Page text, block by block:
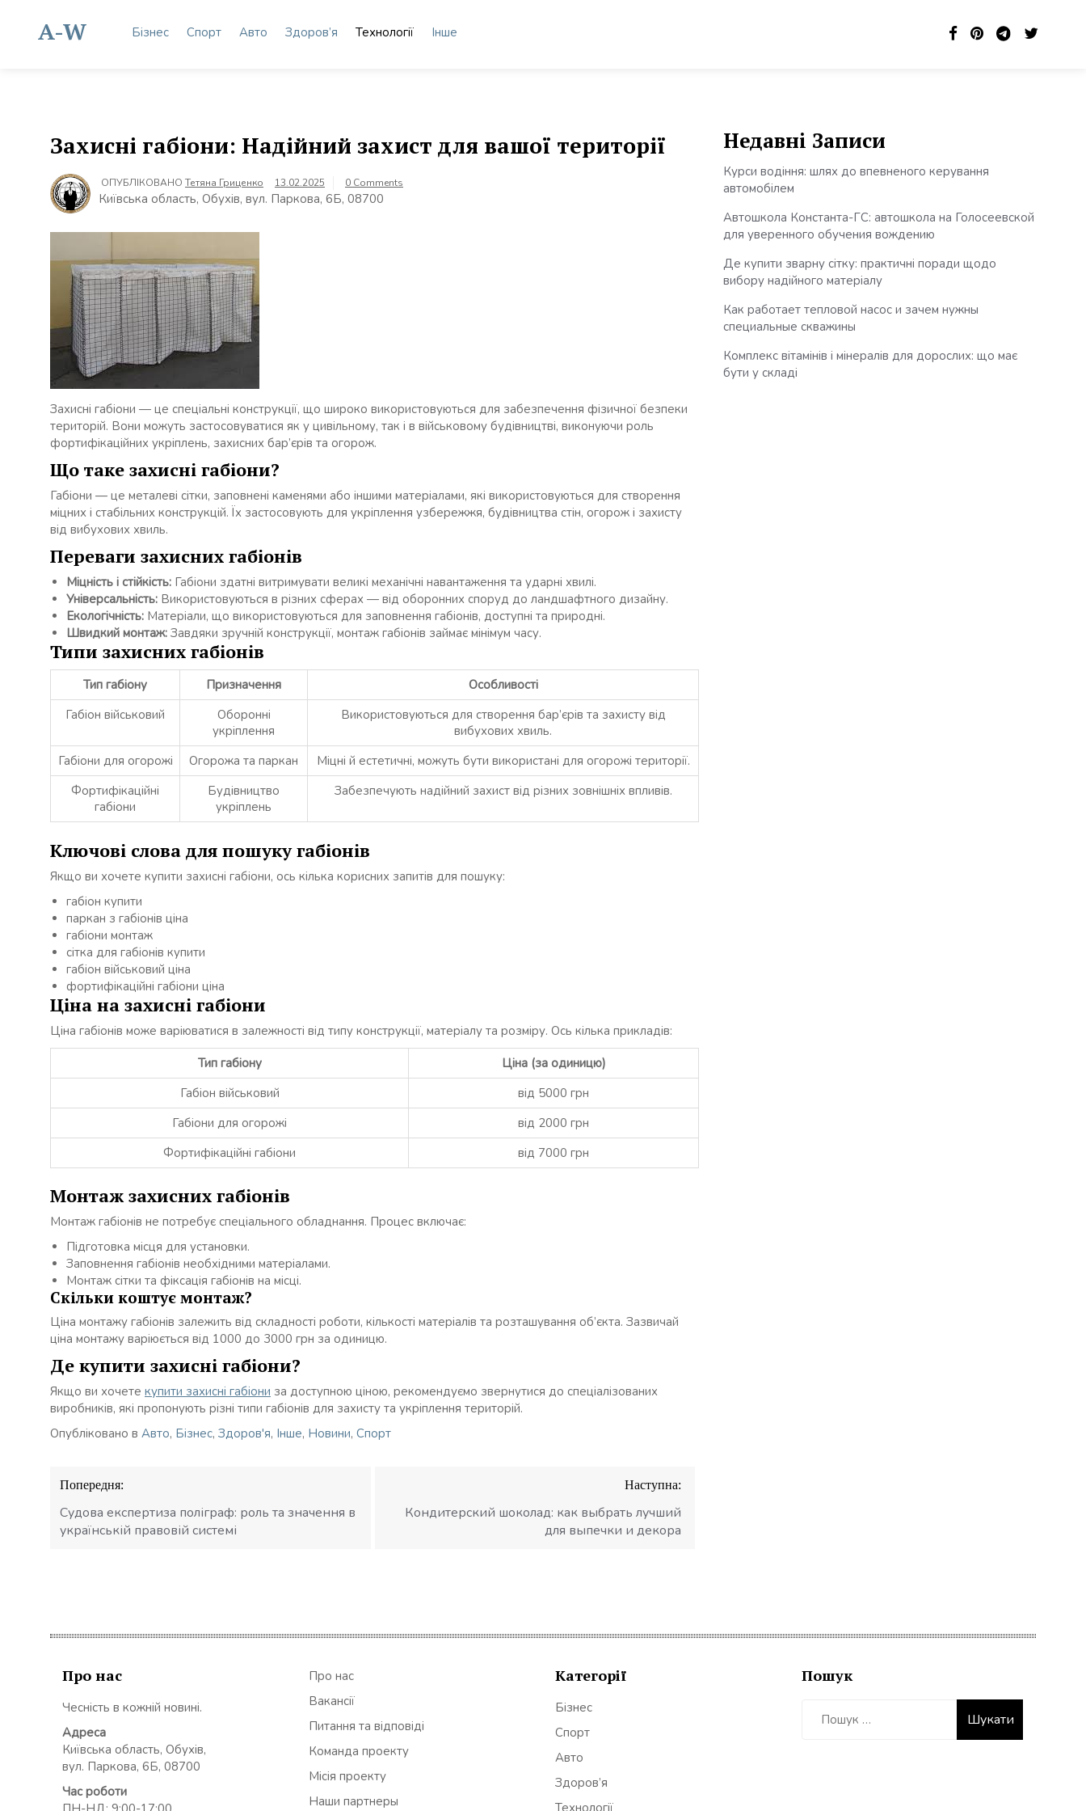
contentA-W Бізнес Спорт Авто Здоров’я Технології Інше
Захисні габіони: Надійний захист для вашої території
ОПУБЛІКОВАНО Тетяна Гриценко 13.02.2025 0 Comments
Київська область, Обухів, вул. Паркова, 6Б, 08700
Захисні габіони — це спеціальні конструкції, що широко використовуються для забезпечення фізичної безпеки
територій. Вони можуть застосовуватися як у цивільному, так і в військовому будівництві, виконуючи роль
фортифікаційних укріплень, захисних бар’єрів та огорож.
Що таке захисні габіони?
Габіони — це металеві сітки, заповнені каменями або іншими матеріалами, які використовуються для створення
міцних і стабільних конструкцій. Їх застосовують для укріплення узбережжя, будівництва стін, огорож і захисту
від вибухових хвиль.
Переваги захисних габіонів
Міцність і стійкість: Габіони здатні витримувати великі механічні навантаження та ударні хвилі.
Універсальність: Використовуються в різних сферах — від оборонних споруд до ландшафтного дизайну.
Екологічність: Матеріали, що використовуються для заповнення габіонів, доступні та природні.
Швидкий монтаж: Завдяки зручній конструкції, монтаж габіонів займає мінімум часу.
Типи захисних габіонів
Тип габіону Призначення
Особливості
Габіон військовий
Оборонні
укріплення
Використовуються для створення бар’єрів та захисту від
вибухових хвиль.
Габіони для огорожі
Огорожа та паркан
Міцні й естетичні, можуть бути використані для огорожі території.
Фортифікаційні
габіони
Будівництво
укріплень
Забезпечують надійний захист від різних зовнішніх впливів.
Ключові слова для пошуку габіонів
Якщо ви хочете купити захисні габіони, ось кілька корисних запитів для пошуку:
габіон купити
паркан з габіонів ціна
габіони монтаж
сітка для габіонів купити
габіон військовий ціна
фортифікаційні габіони ціна
Ціна на захисні габіони
Ціна габіонів може варіюватися в залежності від типу конструкції, матеріалу та розміру. Ось кілька прикладів:
Тип габіону
Ціна (за одиницю)
Габіон військовий
від 5000 грн
Габіони для огорожі
від 2000 грн
Фортифікаційні габіони
від 7000 грн
Монтаж захисних габіонів
Монтаж габіонів не потребує спеціального обладнання. Процес включає:
Підготовка місця для установки.
Заповнення габіонів необхідними матеріалами.
Монтаж сітки та фіксація габіонів на місці.
Скільки коштує монтаж?
Ціна монтажу габіонів залежить від складності роботи, кількості матеріалів та розташування об’єкта. Зазвичай
ціна монтажу варіюється від 1000 до 3000 грн за одиницю.
Де купити захисні габіони?
Якщо ви хочете купити захисні габіони за доступною ціною, рекомендуємо звернутися до спеціалізованих
виробників, які пропонують різні типи габіонів для захисту та укріплення територій.
Опубліковано в Авто, Бізнес, Здоров'я, Інше, Новини, Спорт
Навігація
записів
Попередня:
Судова експертиза поліграф: роль та значення в
українській правовій системі
Наступна:
Кондитерский шоколад: как выбрать лучший
для выпечки и декора
Недавні Записи
Курси водіння: шлях до впевненого керування
автомобілем
Автошкола Константа-ГС: автошкола на Голосеевской
для уверенного обучения вождению
Де купити зварну сітку: практичні поради щодо
вибору надійного матеріалу
Как работает тепловой насос и зачем нужны
специальные скважины
Комплекс вітамінів і мінералів для дорослих: що має
бути у складі
Про нас
Чесність в кожній новині.
Адреса
Київська область, Обухів,
вул. Паркова, 6Б, 08700
Час роботи
Про нас
Вакансії
Питання та відповіді
Команда проекту
Місія проекту
Наши партнеры
Категорії
Бізнес
Спорт
Авто
Здоров’я
Технології
Пошук